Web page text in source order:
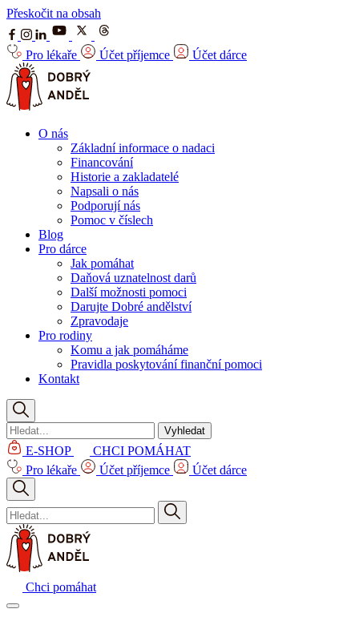
Přeskočit na obsah
Pro lékaře Účet příjemce Účet dárce
O nás
Základní informace o nadaci
Financování
Historie a zakladatelé
Napsali o nás
Podporují nás
Pomoc v číslech
Blog
Pro dárce
Jak pomáhat
Daňová uznatelnost darů
Další možnosti pomoci
Darujte Dobré andělství
Zpravodaje
Pro rodiny
Komu a jak pomáháme
Pravidla poskytování finanční pomoci
Kontakt
Vyhledat
E-SHOP
CHCI POMÁHAT
Pro lékaře
Účet příjemce Účet dárce
Chci pomáhat